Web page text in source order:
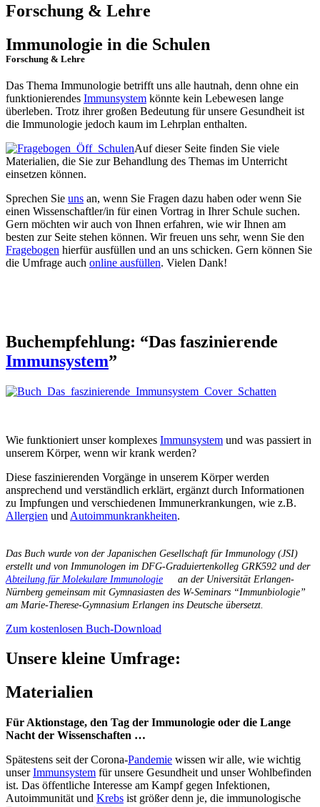
Forschung & Lehre
Immunologie in die Schulen
Forschung & Lehre
Das Thema Immunologie betrifft uns alle hautnah, denn ohne ein
funktionierendes Immunsystem könnte kein Lebewesen lange
überleben. Trotz ihrer großen Bedeutung für unsere Gesundheit ist
die Immunologie jedoch kaum im Lehrplan enthalten.
Auf dieser Seite finden Sie viele
Materialien, die Sie zur Behandlung des Themas im Unterricht
einsetzen können.
Sprechen Sie uns an, wenn Sie Fragen dazu haben oder wenn Sie
einen Wissenschaftler/in für einen Vortrag in Ihrer Schule suchen.
Gern möchten wir auch von Ihnen erfahren, wie wir Ihnen am
besten zur Seite stehen können. Wir freuen uns sehr, wenn Sie den
Fragebogen hierfür ausfüllen und an uns schicken. Gern können Sie
die Umfrage auch online ausfüllen. Vielen Dank!
Buchempfehlung: “Das faszinierende
Immunsystem”
Wie funktioniert unser komplexes Immunsystem und was passiert in
unserem Körper, wenn wir krank werden?
Diese faszinierenden Vorgänge in unserem Körper werden
ansprechend und verständlich erklärt, ergänzt durch Informationen
zu Impfungen und verschiedenen Immunerkrankungen, wie z.B.
Allergien und Autoimmunkrankheiten.
Das Buch wurde von der Japanischen Gesellschaft für Immunology (JSI)
erstellt und von Immunologen im DFG-Graduiertenkolleg GRK592 und der
Abteilung für Molekulare Immunologie
an der Universität Erlangen-
Nürnberg gemeinsam mit Gymnasiasten des W-Seminars “Immunbiologie”
am Marie-Therese-Gymnasium Erlangen ins Deutsche übersetzt.
Zum kostenlosen Buch-Download
Unsere kleine Umfrage:
Materialien
Für Aktionstage, den Tag der Immunologie oder die Lange
Nacht der Wissenschaften …
Spätestens seit der Corona-Pandemie wissen wir alle, wie wichtig
unserImmunsystem für unsere Gesundheit und unser Wohlbefinden
ist. Das öffentliche Interesse am Kampf gegen Infektionen,
Autoimmunität und Krebs ist größer denn je, die immunologische